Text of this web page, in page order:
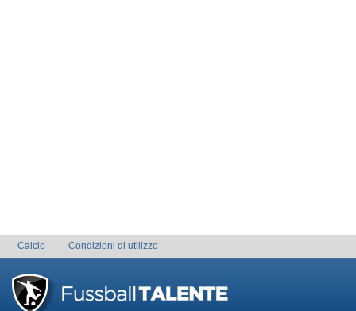
Calcio Condizioni di utilizzo